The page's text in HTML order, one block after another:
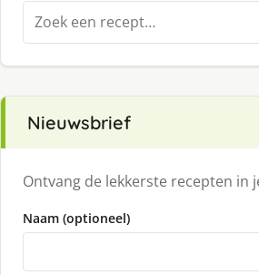
Zoeken
naar:
Nieuwsbrief
Ontvang de lekkerste recepten in
Naam (optioneel)